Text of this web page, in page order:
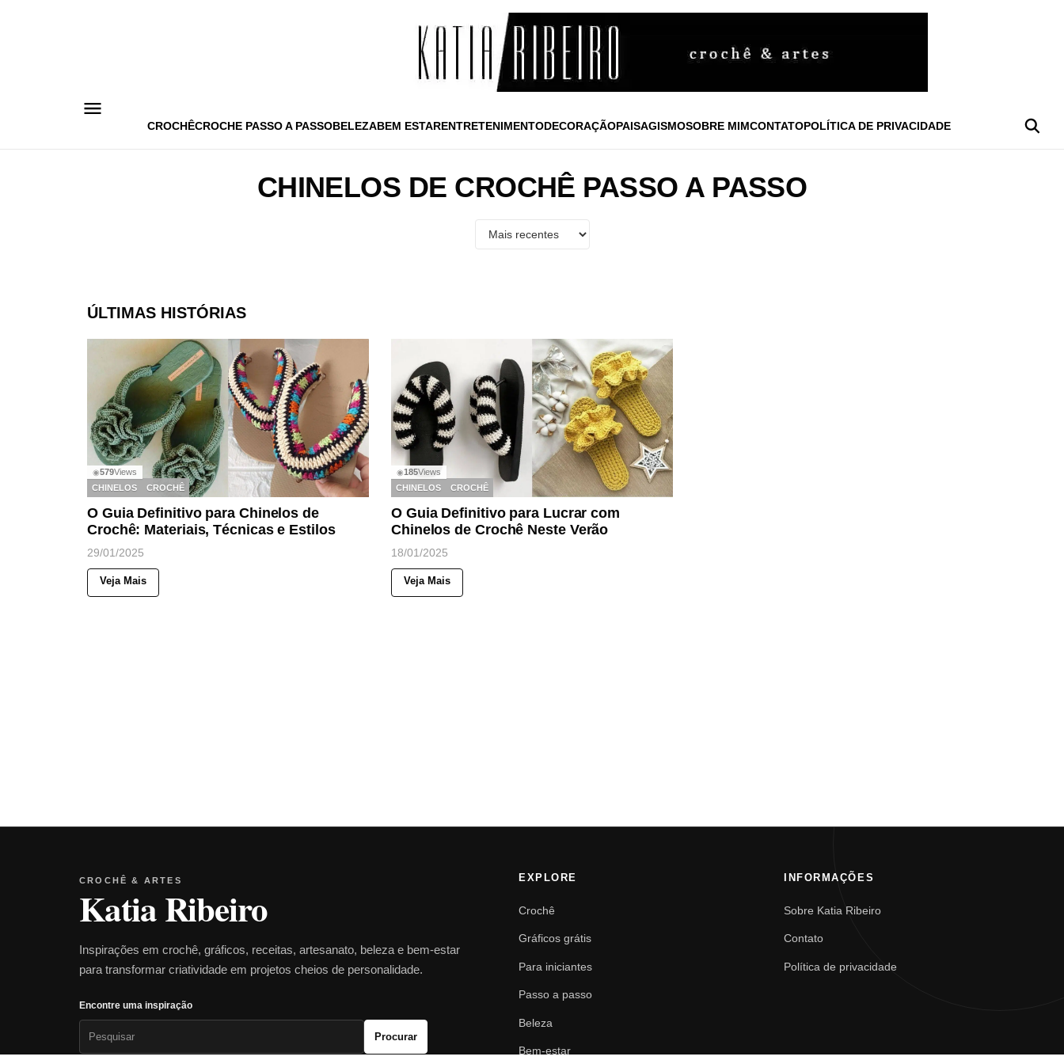
CROCHÊCROCHE PASSO A PASSOBELEZABEM ESTARENTRETENIMENTODECORAÇÃOPAISAGISMOSOBRE MIMCONTATOPOLÍTICA DE PRIVACIDADE
CHINELOS DE CROCHÊ PASSO A PASSO
ÚLTIMAS HISTÓRIAS
◉579Views
CHINELOS
CROCHÊ
O Guia Definitivo para Chinelos de
Crochê: Materiais, Técnicas e Estilos
29/01/2025
Veja Mais
◉185Views
CHINELOS
CROCHÊ
O Guia Definitivo para Lucrar com
Chinelos de Crochê Neste Verão
18/01/2025
Veja Mais
CROCHÊ & ARTES
Katia Ribeiro
Inspirações em crochê, gráficos, receitas, artesanato, beleza e bem-estar
para transformar criatividade em projetos cheios de personalidade.
Encontre uma inspiração
Procurar
EXPLORE
Crochê
Gráficos grátis
Para iniciantes
Passo a passo
Beleza
Bem-estar
INFORMAÇÕES
Sobre Katia Ribeiro
Contato
Política de privacidade